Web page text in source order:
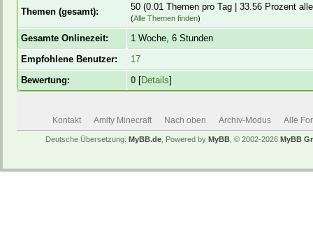
Themen (gesamt): 50 (0.01 Themen pro Tag | 33.56 Prozent
(Alle Themen finden)
Gesamte Onlinezeit:
1 Woche, 6 Stunden
Empfohlene Benutzer:
17
Bewertung:
0 [Details]
Kontakt Amity Minecraft Nach oben Archiv-Modus Alle
Deutsche Übersetzung: MyBB.de , Powered by MyBB , © 2002-2026 MyBB